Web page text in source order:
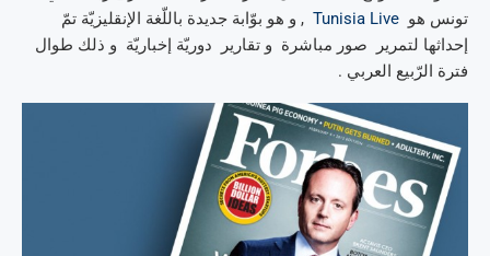
تونس هو Tunisia Live , و هو بوّابة جديدة باللّغة الإنقليزيّة تمّ
إحداثها لتمرير صور مباشرة و تقارير دوريّة إخباريّة و ذلك طوال
فترة الرّبيع العربي .